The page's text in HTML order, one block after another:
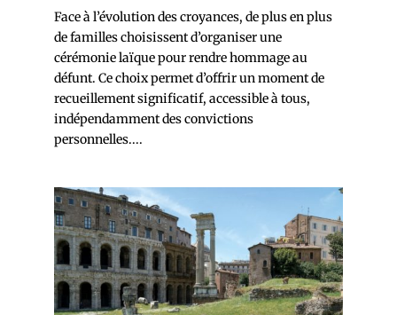
Face à l’évolution des croyances, de plus en plus
de familles choisissent d’organiser une
cérémonie laïque pour rendre hommage au
défunt. Ce choix permet d’offrir un moment de
recueillement significatif, accessible à tous,
indépendamment des convictions
personnelles....